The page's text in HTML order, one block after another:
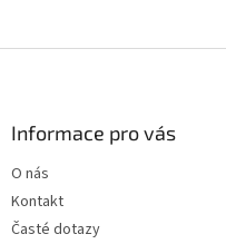
Informace pro vás
O nás
Kontakt
Časté dotazy